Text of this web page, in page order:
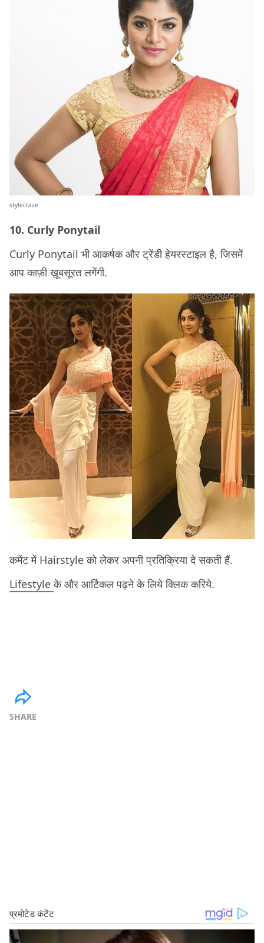
stylecraze
10. Curly Ponytail
Curly Ponytail भी आकर्षक और ट्रेंडी हेयरस्टाइल है, जिसमें
आप काफ़ी ख़ूबसूरत लगेंगी.
कमेंट में Hairstyle को लेकर अपनी प्रतिक्रिया दे सकती हैं.
Lifestyleके और आर्टिकल पढ़ने के लिये क्लिक करिये.
SHARE